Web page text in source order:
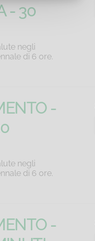
- 30
negli
di 6 ore.
-
negli
di 6 ore.
-